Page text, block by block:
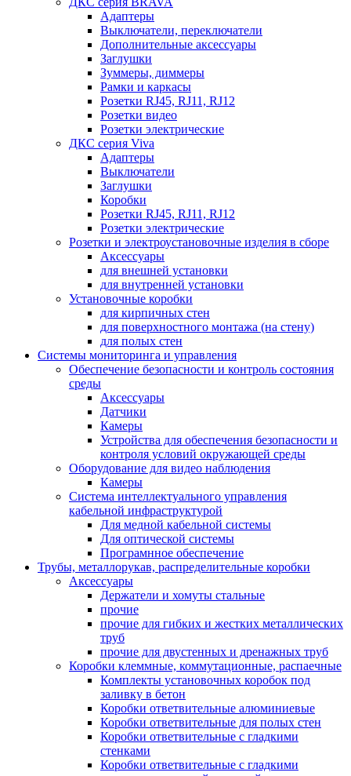
Адаптеры
Выключатели, переключатели
Дополнительные аксессуары
Заглушки
Зуммеры, диммеры
Рамки и каркасы
Розетки RJ45, RJ11, RJ12
Розетки видео
Розетки электрические
ДКС серия Viva
Адаптеры
Выключатели
Заглушки
Коробки
Розетки RJ45, RJ11, RJ12
Розетки электрические
Розетки и электроустановочные изделия в сборе
Аксессуары
для внешней установки
для внутренней установки
Установочные коробки
для кирпичных стен
для поверхностного монтажа (на стену)
для полых стен
Системы мониторинга и управления
Обеспечение безопасности и контроль состояния
среды
Аксессуары
Датчики
Камеры
Устройства для обеспечения безопасности и
контроля условий окружающей среды
Оборудование для видео наблюдения
Камеры
Система интеллектуального управления
кабельной инфраструктурой
Для медной кабельной системы
Для оптической системы
Програмнное обеспечение
Трубы, металлорукав, распределительные коробки
Аксессуары
Держатели и хомуты стальные
прочие
прочие для гибких и жестких металлических
труб
прочие для двустенных и дренажных труб
Коробки клеммные, коммутационные, распаечные
Комплекты установочных коробок под
заливку в бетон
Коробки ответвительные алюминиевые
Коробки ответвительные для полых стен
Коробки ответвительные с гладкими
стенками
Коробки ответвительные с гладкими